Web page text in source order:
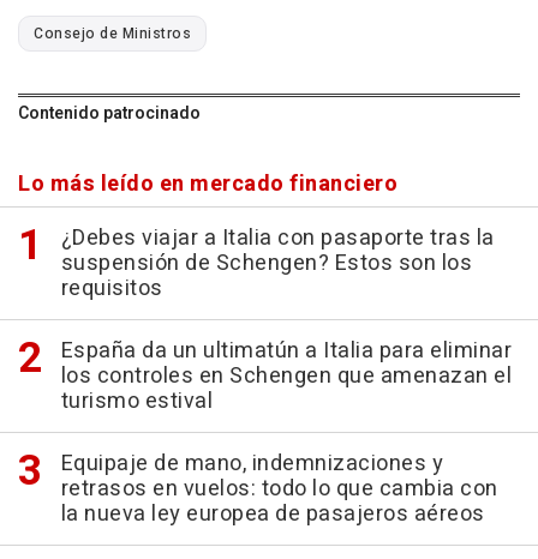
Consejo de Ministros
Contenido patrocinado
Lo más leído en mercado financiero
¿Debes viajar a Italia con pasaporte tras la
suspensión de Schengen? Estos son los
requisitos
España da un ultimatún a Italia para eliminar
los controles en Schengen que amenazan el
turismo estival
Equipaje de mano, indemnizaciones y
retrasos en vuelos: todo lo que cambia con
la nueva ley europea de pasajeros aéreos